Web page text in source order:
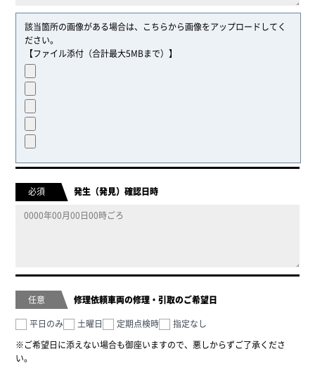
該当箇所の画像がある場合は、こちらから画像をアップロードしてく
ださい。
【ファイル添付（合計最大5MBまで）】
必須 発生（発見）確認日時
任意 修理依頼車両の修理・引取のご希望日
平日のみ 土曜日 定期点検時 指定なし
※ご希望日に添えない場合も御座いますので、悪しからずご了承くださ
い。